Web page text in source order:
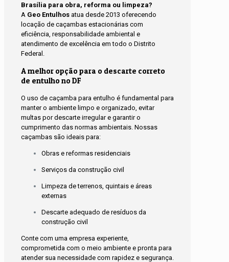
Brasília para obra, reforma ou limpeza?
A Geo Entulhos atua desde 2013 oferecendo
locação de caçambas estacionárias com
eficiência, responsabilidade ambiental e
atendimento de excelência em todo o Distrito
Federal.
A melhor opção para o descarte correto
de entulho no DF
O uso de caçamba para entulho é fundamental para
manter o ambiente limpo e organizado, evitar
multas por descarte irregular e garantir o
cumprimento das normas ambientais. Nossas
caçambas são ideais para:
Obras e reformas residenciais
Serviços da construção civil
Limpeza de terrenos, quintais e áreas
externas
Descarte adequado de resíduos da
construção civil
Conte com uma empresa experiente,
comprometida com o meio ambiente e pronta para
atender sua necessidade com rapidez e segurança.